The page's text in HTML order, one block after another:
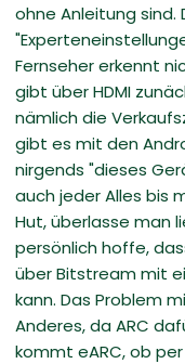
ohne Anleitung sind.
Fernseher erkennt
gibt über HDMI
nämlich die
gibt es mit den
nirgends "dieses
auch jeder Alles bis
Hut, überlasse man
persönlich hoffe,
über Bitstream mit
kann. Das Problem
Anderes, da ARC
kommt eARC, ob